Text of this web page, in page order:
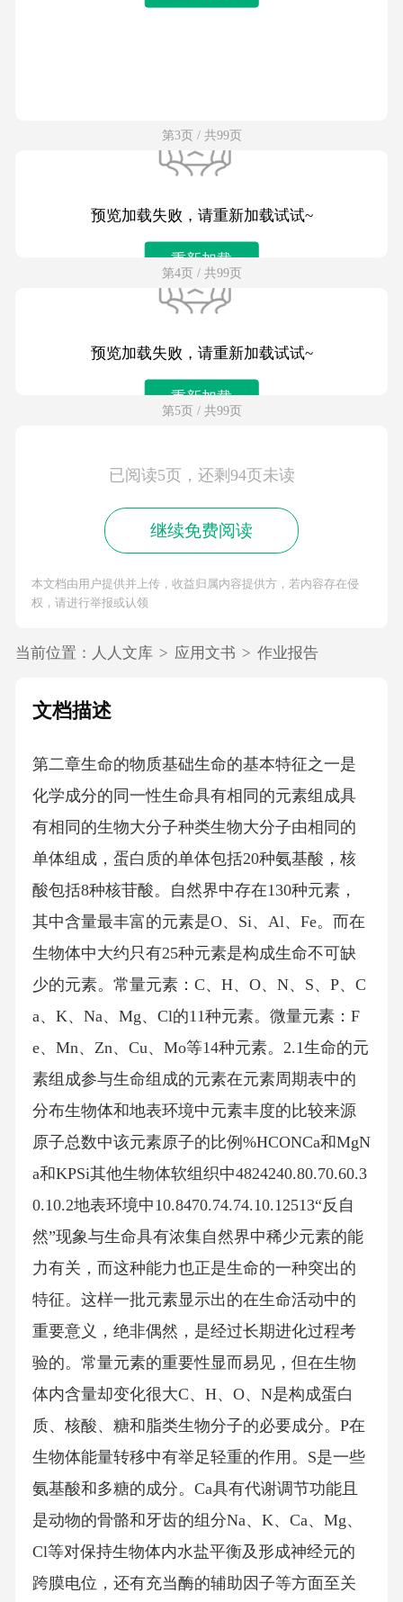
第3页 / 共99页
预览加载失败，请重新加载试试~
重新加载
第4页 / 共99页
预览加载失败，请重新加载试试~
重新加载
第5页 / 共99页
已阅读5页，还剩94页未读
继续免费阅读
本文档由用户提供并上传，收益归属内容提供方，若内容存在侵
权，请进行举报或认领
当前位置： 人人文库 > 应用文书 > 作业报告
文档描述
第二章生命的物质基础生命的基本特征之一是
化学成分的同一性生命具有相同的元素组成具
有相同的生物大分子种类生物大分子由相同的
单体组成，蛋白质的单体包括20种氨基酸，核
酸包括8种核苷酸。自然界中存在130种元素，
其中含量最丰富的元素是O、Si、Al、Fe。而在
生物体中大约只有25种元素是构成生命不可缺
少的元素。常量元素：C、H、O、N、S、P、C
a、K、Na、Mg、Cl的11种元素。微量元素：F
e、Mn、Zn、Cu、Mo等14种元素。2.1生命的元
素组成参与生命组成的元素在元素周期表中的
分布生物体和地表环境中元素丰度的比较来源
原子总数中该元素原子的比例%HCONCa和MgN
a和KPSi其他生物体软组织中4824240.80.70.60.3
0.10.2地表环境中10.8470.74.74.10.12513“反自
然”现象与生命具有浓集自然界中稀少元素的能
力有关，而这种能力也正是生命的一种突出的
特征。这样一批元素显示出的在生命活动中的
重要意义，绝非偶然，是经过长期进化过程考
验的。常量元素的重要性显而易见，但在生物
体内含量却变化很大C、H、O、N是构成蛋白
质、核酸、糖和脂类生物分子的必要成分。P在
生物体能量转移中有举足轻重的作用。S是一些
氨基酸和多糖的成分。Ca具有代谢调节功能且
是动物的骨骼和牙齿的组分Na、K、Ca、Mg、
Cl等对保持生物体内水盐平衡及形成神经元的
跨膜电位，还有充当酶的辅助因子等方面至关